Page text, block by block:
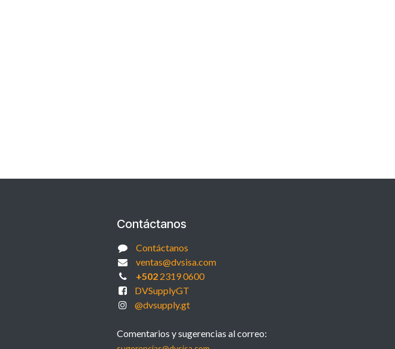
Contáctanos
Contáctanos
ventas@dvsisa.com
+5022319 0600
DVSupplyGT
@dvsupply.gt
Comentarios y sugerencias al correo: